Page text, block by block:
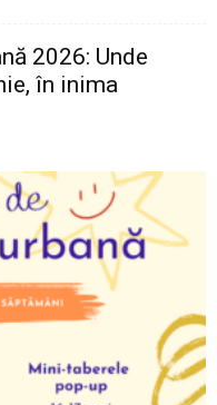
2026: Unde
în inima